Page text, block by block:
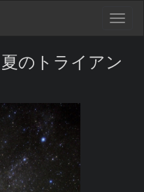
のトライアン